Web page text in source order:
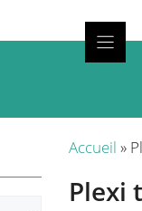
Accueil »
Plexi